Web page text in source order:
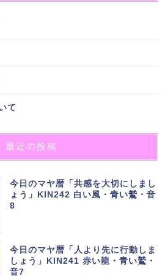
て
最近の投稿
今日のマヤ暦「共感を大切にしまし
ょう」KIN242 白い風・青い鷲・音
8
今日のマヤ暦「人より先に行動しま
しょう」KIN241 赤い龍・青い鷲・
音7